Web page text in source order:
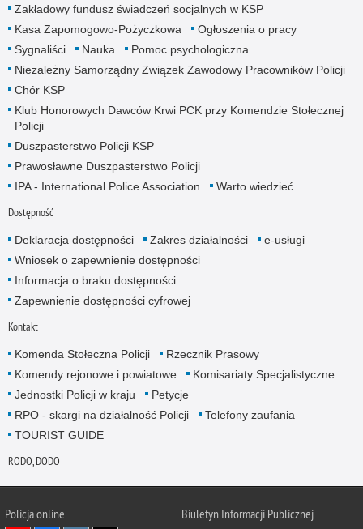
Zakładowy fundusz świadczeń socjalnych w KSP
Kasa Zapomogowo-Pożyczkowa
Ogłoszenia o pracy
Sygnaliści
Nauka
Pomoc psychologiczna
Niezależny Samorządny Związek Zawodowy Pracowników Policji
Chór KSP
Klub Honorowych Dawców Krwi PCK przy Komendzie Stołecznej
Policji
Duszpasterstwo Policji KSP
Prawosławne Duszpasterstwo Policji
IPA - International Police Association
Warto wiedzieć
Dostępność
Deklaracja dostępności Zakres działalności
e-usługi
Wniosek o zapewnienie dostępności
Informacja o braku dostępności
Zapewnienie dostępności cyfrowej
Kontakt
Komenda Stołeczna Policji
Rzecznik Prasowy
Komendy rejonowe i powiatowe
Komisariaty Specjalistyczne
Jednostki Policji w kraju
Petycje
RPO - skargi na działalność Policji
Telefony zaufania
TOURIST GUIDE
RODO, DODO
Policja online Biuletyn Informacji Publicznej